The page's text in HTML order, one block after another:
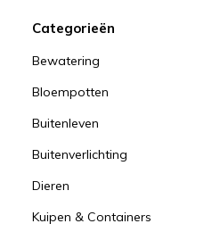
Categorieën
Bewatering
Bloempotten
Buitenleven
Buitenverlichting
Dieren
Kuipen & Containers